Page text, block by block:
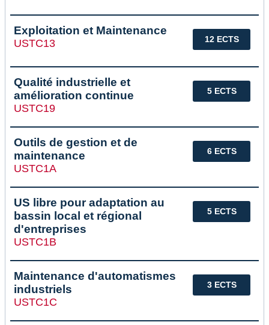
12 ECTS
Exploitation et Maintenance
USTC13
5 ECTS
Qualité industrielle et
amélioration continue
USTC19
6 ECTS
Outils de gestion et de
maintenance
USTC1A
5 ECTS
US libre pour adaptation au
bassin local et régional
d'entreprises
USTC1B
3 ECTS
Maintenance d'automatismes
industriels
USTC1C